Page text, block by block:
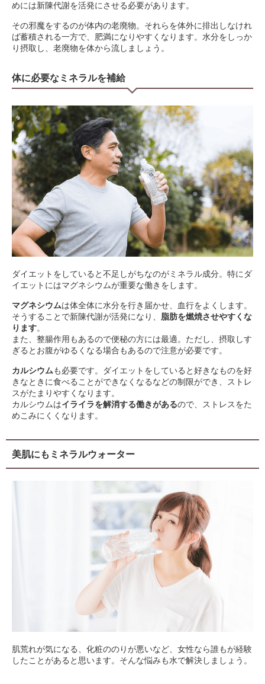
めには新陳代謝を活発にさせる必要があります。
その邪魔をするのが体内の老廃物。それらを体外に排出しなけれ
ば蓄積される一方で、肥満になりやすくなります。水分をしっか
り摂取し、老廃物を体から流しましょう。
体に必要なミネラルを補給
ダイエットをしていると不足しがちなのがミネラル成分。特にダ
イエットにはマグネシウムが重要な働きをします。
マグネシウムは体全体に水分を行き届かせ、血行をよくします。
そうすることで新陳代謝が活発になり、 脂肪を燃焼させやすくな
ります。
また、整腸作用もあるので便秘の方には最適。ただし、摂取しす
ぎるとお腹がゆるくなる場合もあるので注意が必要です。
カルシウムも必要です。ダイエットをしていると好きなものを好
きなときに食べることができなくなるなどの制限ができ、ストレ
スがたまりやすくなります。
カルシウムはイライラを解消する働きがあるので、ストレスをた
めこみにくくなります。
美肌にもミネラルウォーター
肌荒れが気になる、化粧ののりが悪いなど、女性なら誰もが経験
したことがあると思います。そんな悩みも水で解決しましょう。